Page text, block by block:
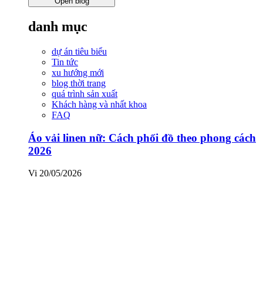
danh mục
dự án tiêu biểu
Tin tức
xu hướng mới
blog thời trang
quá trình sản xuất
Khách hàng và nhất khoa
FAQ
Áo vải linen nữ: Cách phối đồ theo phong cách
2026
Vi 20/05/2026